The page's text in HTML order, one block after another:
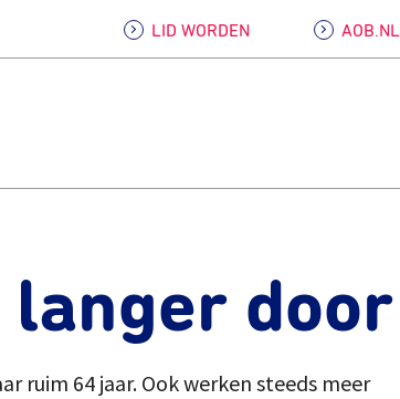
LID WORDEN AOB.NL
door
ruim 64 jaar. Ook werken steeds meer